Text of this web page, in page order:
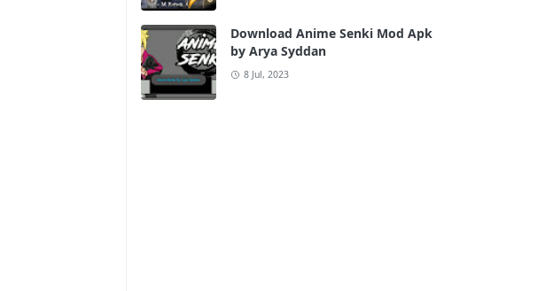
Download Anime Senki Mod Apk
by Arya Syddan
8 Jul, 2023